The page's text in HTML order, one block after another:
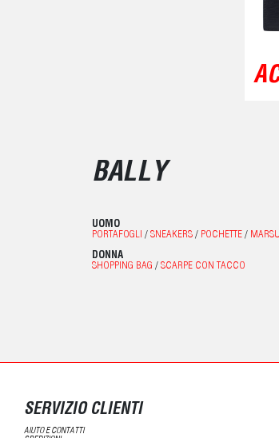
BALLY
UOMO
PORTAFOGLI / SNEAKERS / POCHETTE /
DONNA
SHOPPING BAG / SCARPE CON TACCO
SERVIZIO CLIENTI
AIUTO E CONTATTI